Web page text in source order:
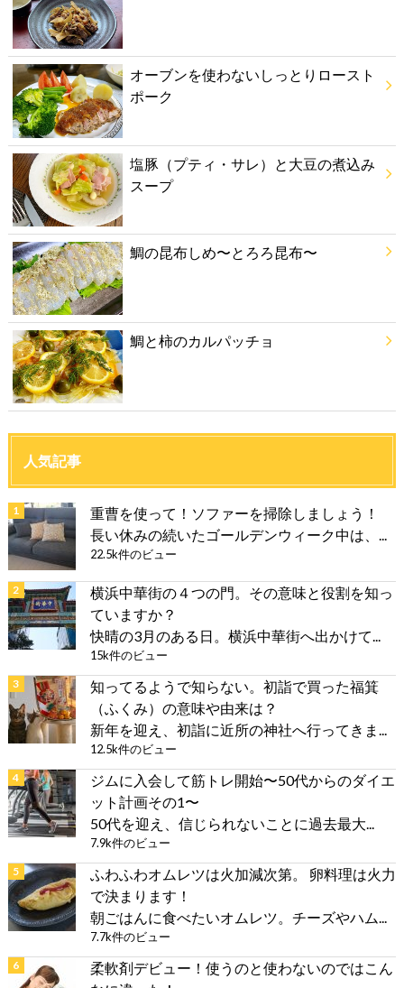
オーブンを使わないしっとりロースト
ポーク
塩豚（プティ・サレ）と大豆の煮込み
スープ
鯛の昆布しめ〜とろろ昆布〜
鯛と柿のカルパッチョ
人気記事
重曹を使って！ソファーを掃除しましょう！
長い休みの続いたゴールデンウィーク中は、...
22.5k件のビュー
横浜中華街の４つの門。その意味と役割を知っ
ていますか？
快晴の3月のある日。横浜中華街へ出かけて...
15k件のビュー
知ってるようで知らない。初詣で買った福箕
（ふくみ）の意味や由来は？
新年を迎え、初詣に近所の神社へ行ってきま...
12.5k件のビュー
ジムに入会して筋トレ開始〜50代からのダイエ
ット計画その1〜
50代を迎え、信じられないことに過去最大...
7.9k件のビュー
ふわふわオムレツは火加減次第。 卵料理は火力
で決まります！
朝ごはんに食べたいオムレツ。チーズやハム...
7.7k件のビュー
柔軟剤デビュー！使うのと使わないのではこん